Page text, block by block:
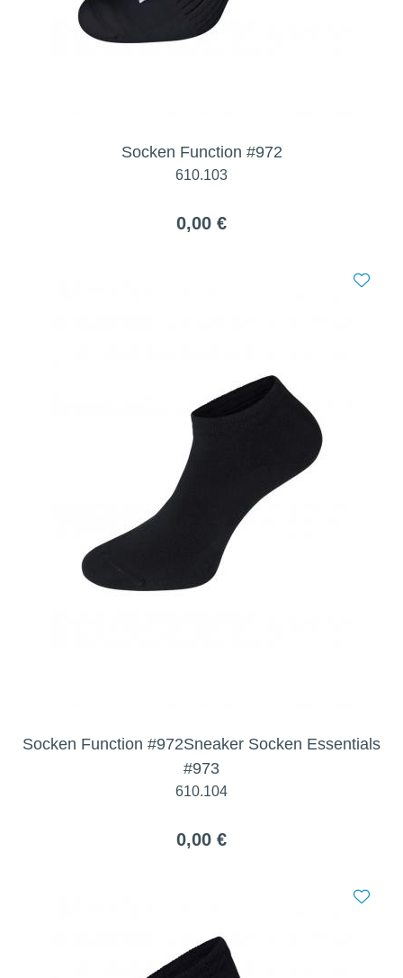
Socken Function #972
610.103
0,00 €
Socken Function #972Sneaker Socken Essentials
#973
610.104
0,00 €